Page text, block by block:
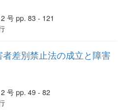
号 pp. 83 - 121
差別禁止法の成立と障害
号 pp. 49 - 82